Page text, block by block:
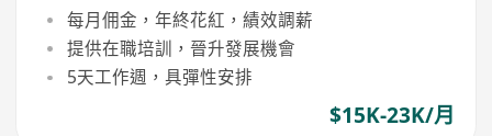
每月佣金，年終花紅，績效調薪
提供在職培訓，晉升發展機會
5天工作週，具彈性安排
$15K-23K/月